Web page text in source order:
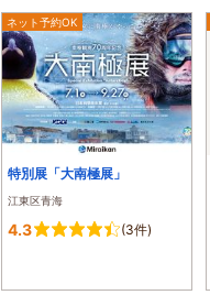
ネット予約OK
特別展「大南極展」
江東区青海
4.3 (3件)